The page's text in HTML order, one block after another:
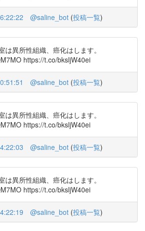
@saline_bot (投稿一覧)
は異所性組織、癌化はします。
https://t.co/bksljW40ei
@saline_bot (投稿一覧)
は異所性組織、癌化はします。
https://t.co/bksljW40ei
@saline_bot (投稿一覧)
は異所性組織、癌化はします。
https://t.co/bksljW40ei
@saline_bot (投稿一覧)